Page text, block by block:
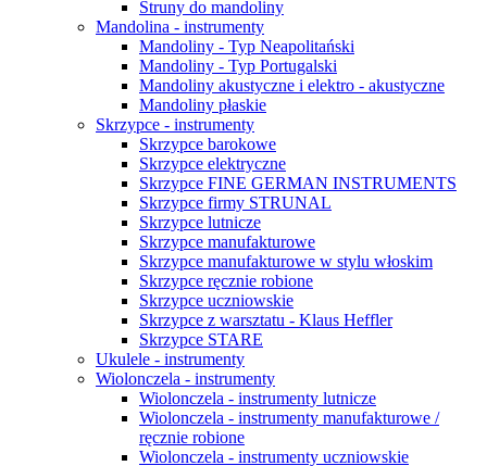
Struny do mandoliny
Mandolina - instrumenty
Mandoliny - Typ Neapolitański
Mandoliny - Typ Portugalski
Mandoliny akustyczne i elektro - akustyczne
Mandoliny płaskie
Skrzypce - instrumenty
Skrzypce barokowe
Skrzypce elektryczne
Skrzypce FINE GERMAN INSTRUMENTS
Skrzypce firmy STRUNAL
Skrzypce lutnicze
Skrzypce manufakturowe
Skrzypce manufakturowe w stylu włoskim
Skrzypce ręcznie robione
Skrzypce uczniowskie
Skrzypce z warsztatu - Klaus Heffler
Skrzypce STARE
Ukulele - instrumenty
Wiolonczela - instrumenty
Wiolonczela - instrumenty lutnicze
Wiolonczela - instrumenty manufakturowe /
ręcznie robione
Wiolonczela - instrumenty uczniowskie